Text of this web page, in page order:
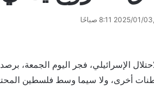
الإسرائيلي، فجر اليوم الجمعة،
أخرى، ولا سيما وسط فلسطين